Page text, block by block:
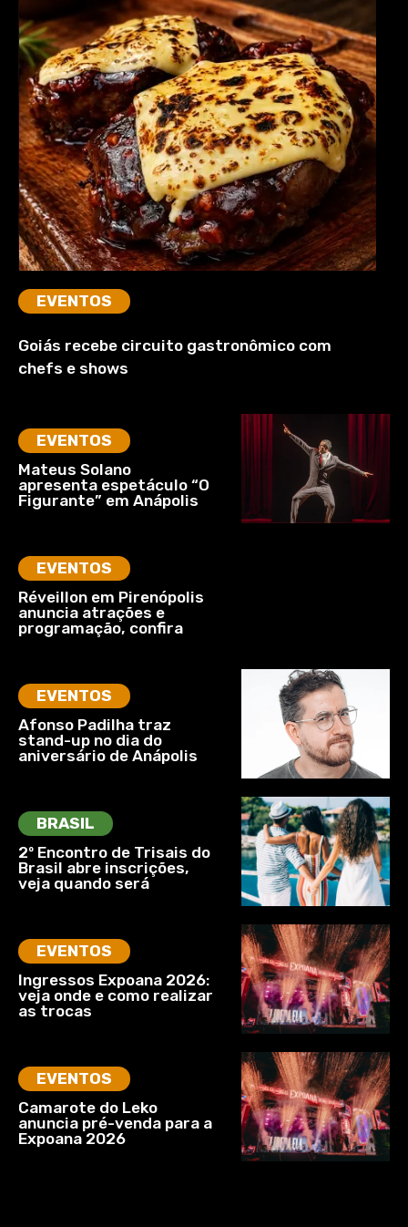
EVENTOS
Goiás recebe circuito gastronômico com
chefs e shows
EVENTOS
Mateus Solano
apresenta espetáculo “O
Figurante” em Anápolis
EVENTOS
Réveillon em Pirenópolis
anuncia atrações e
programação, confira
EVENTOS
Afonso Padilha traz
stand-up no dia do
aniversário de Anápolis
BRASIL
2º Encontro de Trisais do
Brasil abre inscrições,
veja quando será
EVENTOS
Ingressos Expoana 2026:
veja onde e como realizar
as trocas
EVENTOS
Camarote do Leko
anuncia pré-venda para a
Expoana 2026